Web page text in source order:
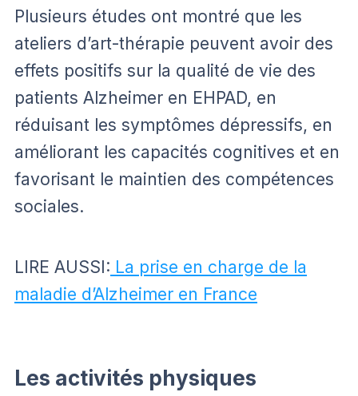
Plusieurs études ont montré que les
ateliers d’art-thérapie peuvent avoir des
effets positifs sur la qualité de vie des
patients Alzheimer en EHPAD, en
réduisant les symptômes dépressifs, en
améliorant les capacités cognitives et en
favorisant le maintien des compétences
sociales.
LIRE AUSSI: La prise en charge de la
maladie d’Alzheimer en France
Les activités physiques